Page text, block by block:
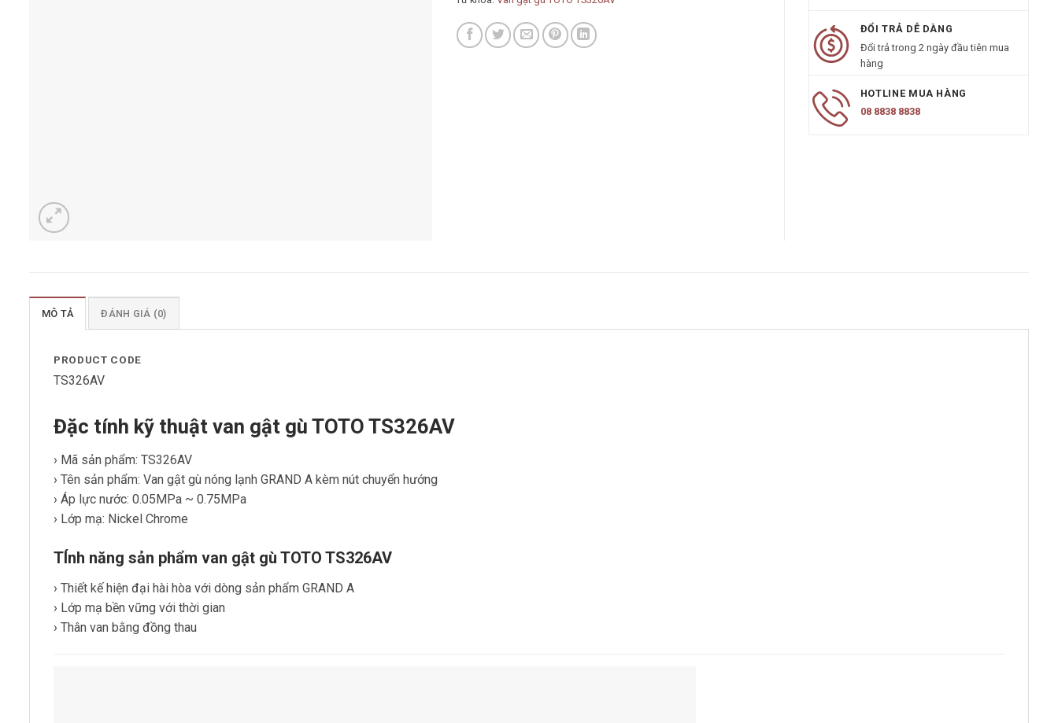
ĐỔI TRẢ DỄ DÀNG
Đổi trả trong 2 ngày đầu tiên mua
hàng
HOTLINE MUA HÀNG
08 8838 8838
MÔ TẢ ĐÁNH GIÁ (0)
PRODUCT CODE
TS326AV
Đặc tính kỹ thuật van gật gù TOTO TS326AV
› Mã sản phẩm: TS326AV
› Tên sản phẩm: Van gật gù nóng lạnh GRAND A kèm nút chuyển hướng
› Áp lực nước: 0.05MPa ~ 0.75MPa
› Lớp mạ: Nickel Chrome
TÍnh năng sản phẩm van gật gù TOTO TS326AV
› Thiết kế hiện đại hài hòa với dòng sản phẩm GRAND A
› Lớp mạ bền vững với thời gian
› Thân van bằng đồng thau